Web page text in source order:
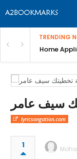
TRENDING
CT Scan, blood tests,
Home
سيف عامر
lyricsongation.com
1